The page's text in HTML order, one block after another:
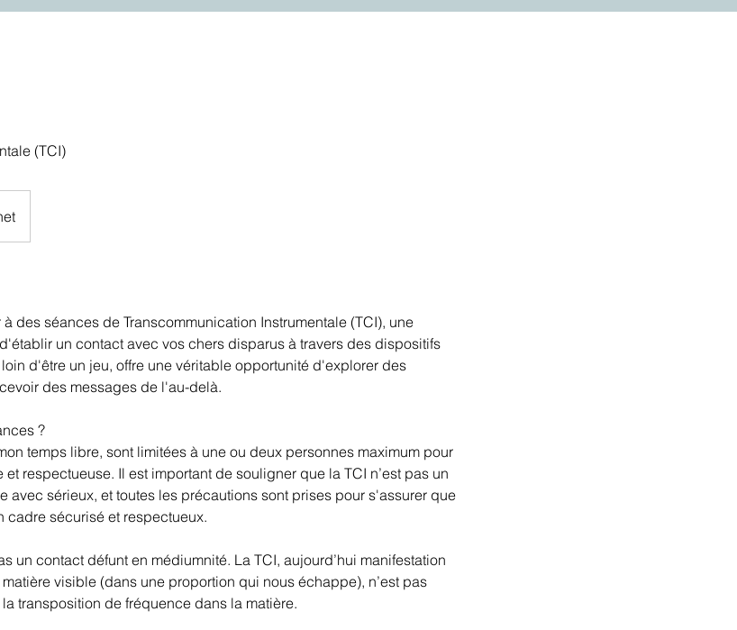
(TCI)
des séances de Transcommunication Instrumentale (TCI), une
un contact avec vos chers disparus à travers des dispositifs
d'être un jeu, offre une véritable opportunité d'explorer des
des messages de l'au-delà.
?
temps libre, sont limitées à une ou deux personnes maximum pour
respectueuse. Il est important de souligner que la TCI n’est pas un
avec sérieux, et toutes les précautions sont prises pour s'assurer que
cadre sécurisé et respectueux.
un contact défunt en médiumnité. La TCI, aujourd’hui manifestation
visible (dans une proportion qui nous échappe), n’est pas
transposition de fréquence dans la matière.